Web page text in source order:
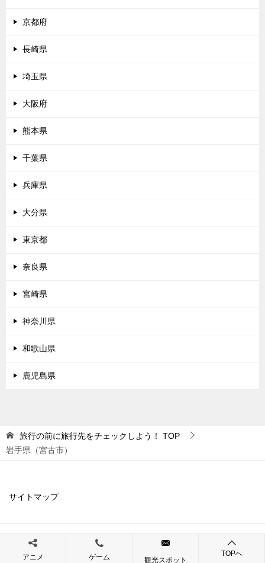
京都府
長崎県
埼玉県
大阪府
熊本県
千葉県
兵庫県
大分県
東京都
奈良県
宮崎県
神奈川県
和歌山県
鹿児島県
旅行の前に旅行先をチェックしよう！
TOP
岩手県（宮古市）
サイトマップ
© 2019 旅行の前に旅行先をチェックしよう！
アニメ ゲーム 観光スポット
TOPへ